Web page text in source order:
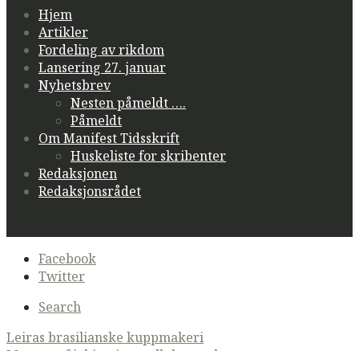
Hjem
Artikler
Fordeling av rikdom
Lansering 27. januar
Nyhetsbrev
Nesten påmeldt ….
Påmeldt
Om Manifest Tidsskrift
Huskeliste for skribenter
Redaksjonen
Redaksjonsrådet
Secondary
navigation
Facebook
Twitter
Search
Post
Leiras brasilianske kuppmakeri